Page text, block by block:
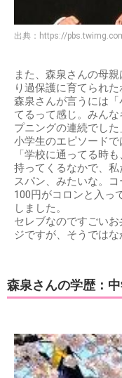
出典： https://
また、森泉さんの母
り過保護に育てられた
森泉さんが言うには
てるって感じ。みん
プニングの連続でした
小学生のエピソードで
「学校に通ってる時
持ってくるなかで、
スパン、みたいな。コ
100円がコロンと入っ
しました。
セレブなのですごい
ジですが、そうではな
森泉さんの学歴：